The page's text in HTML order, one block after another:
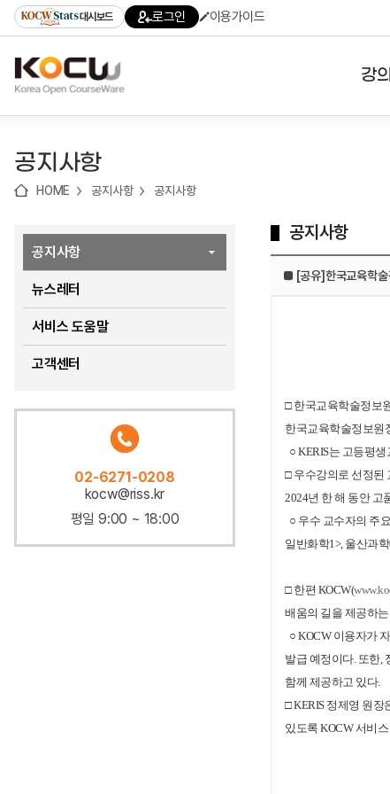
기
기
기
content)
가
대시보드 로그인 이용가이드
강
공지사항
HOME 공지사항 공지사항
공지사항
뉴스레터
서비스 도움말
고객센터
02-6271-0208
kocw@riss.kr
평일 9:00 ~ 18:00
공지사항
■ [공유]한국교육학
□ 한국교육학술정보
한국교육학술정보원
○ KERIS는 고등평
□ 우수강의로 선정
2024년 한 해 동안
○ 우수 교수자의 주
일반화학1>, 울산과
□ 한편 KOCW(
배움의 길을 제공하
○ KOCW 이용자가
발급 예정이다. 또한,
함께 제공하고 있다.
□KERIS 정제영 원장
있도록 KOCW 서비